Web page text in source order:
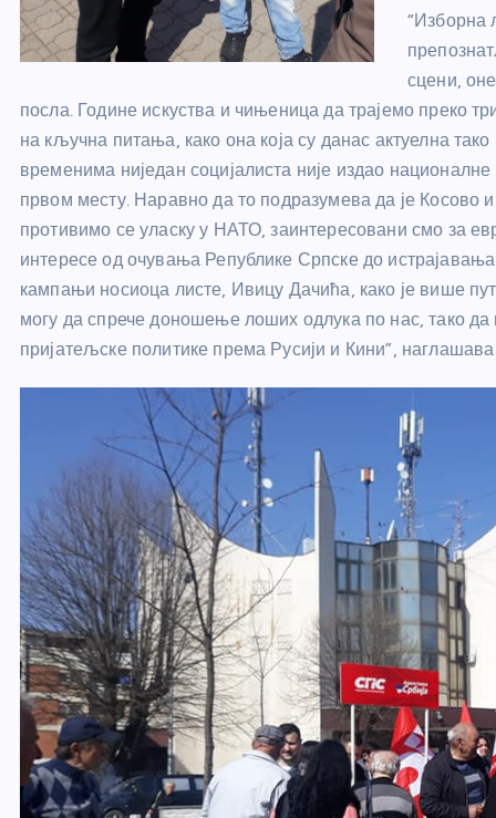
“Изборна
сцени,
посла. Године искуства и чињеница да трајемо преко
на кључна питања, како она која су данас актуелна
временима ниједан социјалиста није издао
првом месту. Наравно да то подразумева да је
противимо се уласку у НАТО, заинтересовани смо за
интересе од очувања Републике Српске до
кампањи носиоца листе, Ивицу Дачића, како је више
могу да спрече доношење лоших одлука по нас, тако
пријатељске политике према Русији и Кини”,